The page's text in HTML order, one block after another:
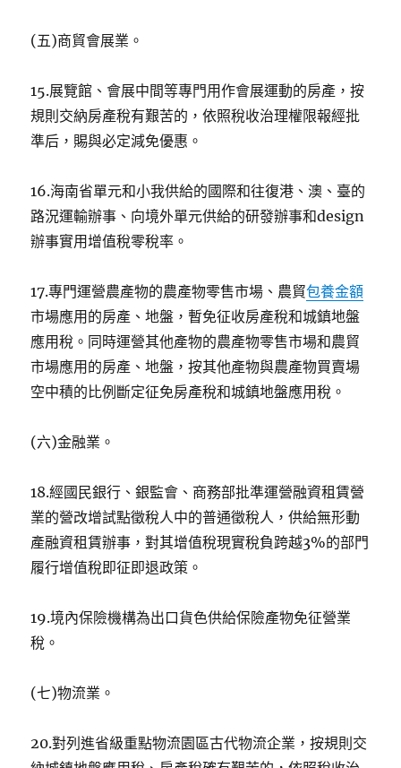
(五)商貿會展業。
15.展覽館、會展中間等專門用作會展運動的房產，按
規則交納房產稅有艱苦的，依照稅收治理權限報經批
準后，賜與必定減免優惠。
16.海南省單元和小我供給的國際和往復港、澳、臺的
路況運輸辦事、向境外單元供給的研發辦事和design
辦事實用增值稅零稅率。
17.專門運營農產物的農產物零售市場、農貿包養金額
市場應用的房產、地盤，暫免征收房產稅和城鎮地盤
應用稅。同時運營其他產物的農產物零售市場和農貿
市場應用的房產、地盤，按其他產物與農產物買賣場
空中積的比例斷定征免房產稅和城鎮地盤應用稅。
(六)金融業。
18.經國民銀行、銀監會、商務部批準運營融資租賃營
業的營改增試點徵稅人中的普通徵稅人，供給無形動
產融資租賃辦事，對其增值稅現實稅負跨越3%的部門
履行增值稅即征即退政策。
19.境內保險機構為出口貨色供給保險產物免征營業
稅。
(七)物流業。
20.對列進省級重點物流園區古代物流企業，按規則交